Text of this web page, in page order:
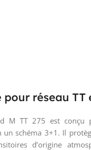
réseau TT
M TT 275 est
un schéma 3+1. Il
d’origine